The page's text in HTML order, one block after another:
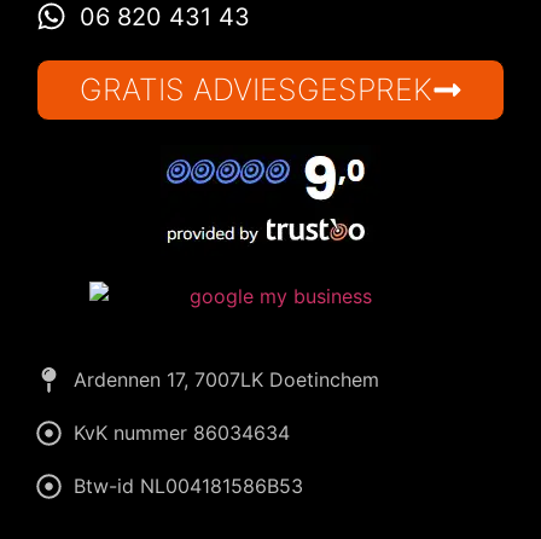
06 820 431 43
GRATIS ADVIESGESPREK
Ardennen 17, 7007LK Doetinchem
KvK nummer 86034634
Btw-id NL004181586B53
eConcepts Nederland